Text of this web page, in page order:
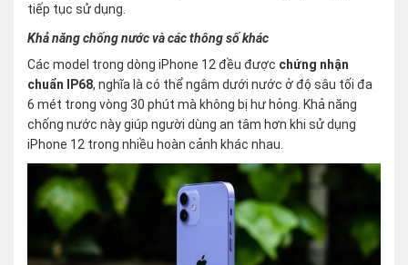
tiếp tục sử dụng.
Khả năng chống nước và các thông số khác
Các model trong dòng iPhone 12 đều được chứng nhận
chuẩn IP68, nghĩa là có thể ngâm dưới nước ở độ sâu tối đa
6 mét trong vòng 30 phút mà không bị hư hỏng. Khả năng
chống nước này giúp người dùng an tâm hơn khi sử dụng
iPhone 12 trong nhiều hoàn cảnh khác nhau.